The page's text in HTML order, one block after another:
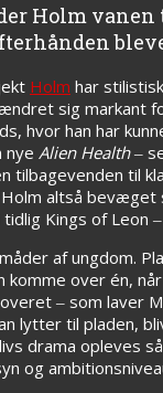
Holm
Holm har
sig markant
hvor han har
nye Alien Health‒
tilbagevenden til
altså bevæget
Kings of Leon
af ungdom.
komme over én,
‒ som laver
lytter til pladen,
drama opleves
og